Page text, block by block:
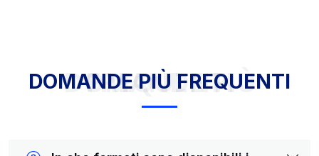
DOMANDE PIÙ FREQUENTI
DOMANDE PIÙ FREQUENTI